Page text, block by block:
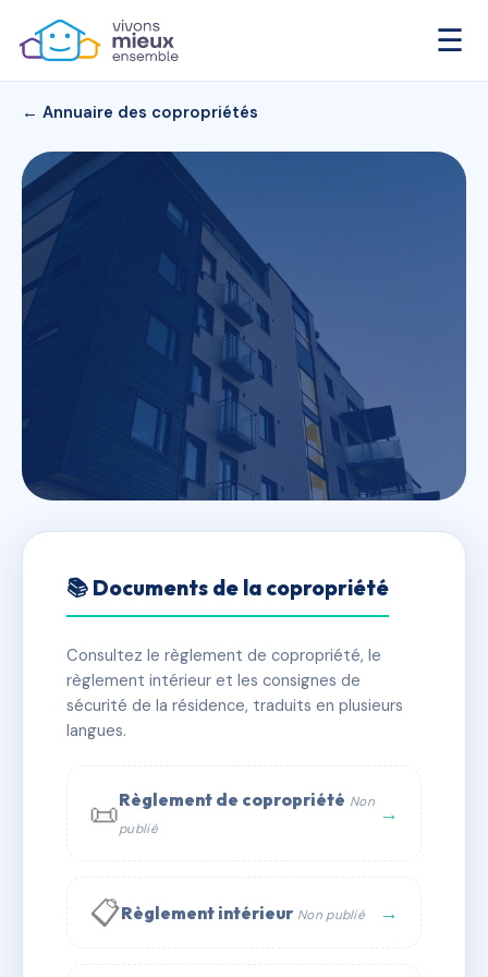
☰
← Annuaire des copropriétés
LE GOLF
⚠ IMMATRICULEE_RATTACHEMENT_EXPIRE
🏠 85 lots
🏗 1 bâtiment(s)
📞 Contacter Syndic Digital 💬 WhatsApp
✉ Email
📚 Documents de la copropriété
Consultez le règlement de copropriété, le
règlement intérieur et les consignes de
sécurité de la résidence, traduits en plusieurs
langues.
📜Règlement de copropriété Non
publié
→
📋Règlement intérieur Non publié →